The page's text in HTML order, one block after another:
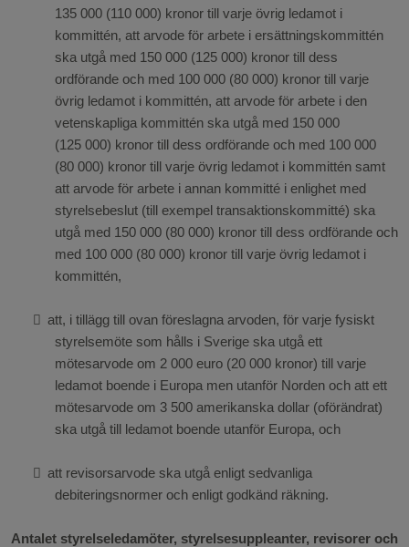
135 000 (110 000) kronor till varje övrig ledamot i
kommittén, att arvode för arbete i ersättningskommittén
ska utgå med 150 000 (125 000) kronor till dess
ordförande och med 100 000 (80 000) kronor till varje
övrig ledamot i kommittén, att arvode för arbete i den
vetenskapliga kommittén ska utgå med 150 000
(125 000) kronor till dess ordförande och med 100 000
(80 000) kronor till varje övrig ledamot i kommittén samt
att arvode för arbete i annan kommitté i enlighet med
styrelsebeslut (till exempel transaktionskommitté) ska
utgå med 150 000 (80 000) kronor till dess ordförande och
med 100 000 (80 000) kronor till varje övrig ledamot i
kommittén,
 att, i tillägg till ovan föreslagna arvoden, för varje fysiskt
styrelsemöte som hålls i Sverige ska utgå ett
mötesarvode om 2 000 euro (20 000 kronor) till varje
ledamot boende i Europa men utanför Norden och att ett
mötesarvode om 3 500 amerikanska dollar (oförändrat)
ska utgå till ledamot boende utanför Europa, och
 att revisorsarvode ska utgå enligt sedvanliga
debiteringsnormer och enligt godkänd räkning.
Antalet styrelseledamöter, styrelsesuppleanter, revisorer och